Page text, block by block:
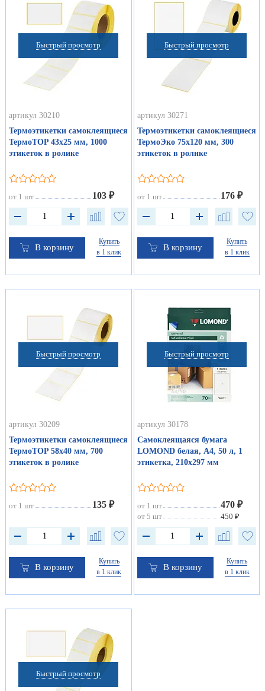
Быстрый просмотр
артикул 30210
Термоэтикетки самоклеящиеся
ТермоTOP 43х25 мм, 1000
этикеток в ролике
от 1 шт 103 ₽
В корзину
Купить
в 1 клик
Быстрый просмотр
артикул 30271
Термоэтикетки самоклеящиеся
ТермоЭко 75х120 мм, 300
этикеток в ролике
от 1 шт 176 ₽
В корзину
Купить
в 1 клик
Быстрый просмотр
артикул 30209
Термоэтикетки самоклеящиеся
ТермоTOP 58х40 мм, 700
этикеток в ролике
от 1 шт 135 ₽
В корзину
Купить
в 1 клик
Быстрый просмотр
артикул 30178
Самоклеящаяся бумага
LOMOND белая, А4, 50 л, 1
этикетка, 210x297 мм
от 1 шт 470 ₽
от 5 шт 450 ₽
В корзину
Купить
в 1 клик
Быстрый просмотр